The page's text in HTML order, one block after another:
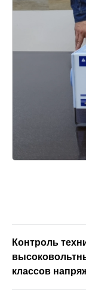
Контроль
классов